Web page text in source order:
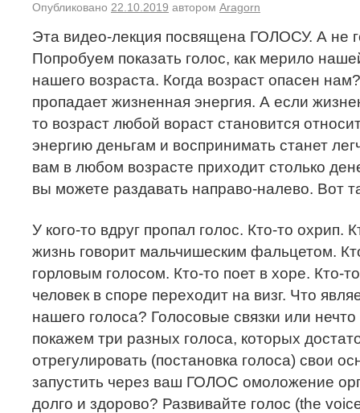
Опубликовано 22.10.2019 автором Aragorn
Эта видео-лекция посвящена ГОЛОСУ. А не
Попробуем показать голос, как мерило
нашего возраста. Когда возраст опасен
пропадает жизненная энергия. А если
то возраст любой вораст становится
энергию деньгам и воспринимать станет
вам в любом возрасте приходит столько
вы можете раздавать направо-налево. Вот
У кого-то вдруг пропал голос. Кто-то охрип.
жизнь говорит мальчишеским фальцетом.
горловым голосом. Кто-то поет в хоре. Кто-
человек в споре переходит на визг. Что
нашего голоса? Голосовые связки или
покажем три разных голоса, которых
отрегулировать (постановка голоса) свои
запустить через ваш ГОЛОС омоложение
долго и здорово? Развивайте голос (the